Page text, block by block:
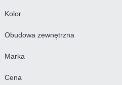
Kolor
Obudowa zewnętrzna
Marka
Cena